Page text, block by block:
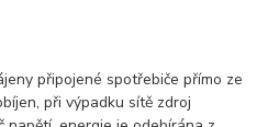
připojené spotřebiče přímo ze
při výpadku sítě zdroj